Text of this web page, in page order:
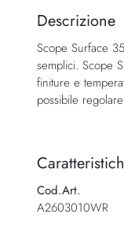
della
di
immagini
Descrizione
Scope Surface
semplici. Scope
finiture e
possibile
Cod.Art.
A2603010WR